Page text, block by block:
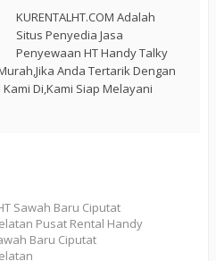
KURENTALHT.COM Adalah
Situs Penyedia Jasa
Penyewaan HT Handy Talky
Anda Tertarik Dengan
Di,Kami Siap Melayani
Sawah Baru Ciputat
Pusat Rental Handy
Baru Ciputat